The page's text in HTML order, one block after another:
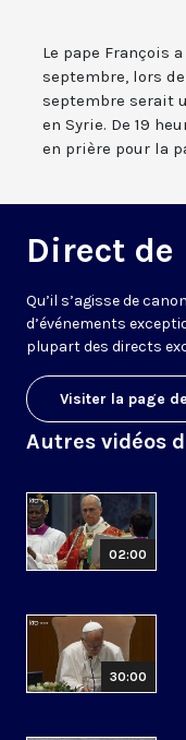
Le pape François
septembre, lors
septembre serait
en Syrie. De 19
en prière pour la
Direct de
Qu’il s’agisse de
d’événements
plupart des directs
Visiter la page
Autres vidéos
02:00
30:00